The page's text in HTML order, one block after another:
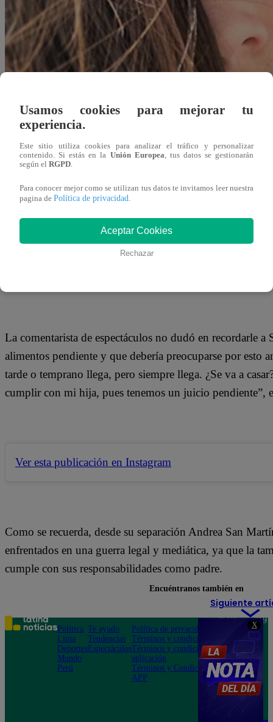
X
Redacción Latina
Andrea San Martín mostró su molestia al enterarse que
planeando casarse con su actual pareja. El chico reality
que retomó su relación con Andrea Miranda luego de 6
La comentarista de espectáculos no dudó en recordarle
alimentos pendiente y que debería preocuparse por esto
tarde o temprano llega, pero siempre llega. ¿Se va a
cumplir con mi hija, pues tenemos un juicio pendiente”,
Ver esta publicación en Instagram
Como se recuerda, desde su separación Andrea San
enfrentados en una guerra legal y mediática, ya que la
cumple con sus responsabilidades como padre.
Siguiente
Usamos cookies para mejorar tu
experiencia.
Este sitio utiliza cookies para analizar el tráfico y personalizar
contenido. Si estás en la Unión Europea , tus datos se gestionarán
según el RGPD
Para conocer mejor como se utilizan tus datos te invitamos leer nuestra
pagina de Política de privacidad
Aceptar Cookies
Rechazar
Encuéntranos también en
Política
Lima
Deportes
Mundo
Perú
Te ayudo
Tendencias
Espectáculos
Política de privacidad
Términos y condiciones
Términos y condiciones
aplicación
Términos y Condiciones
APP
Teléfono: 219
Av. San
Felipe 968
Jesús María